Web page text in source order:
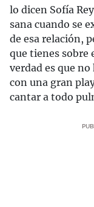
lo dicen Sofía
sana cuando se
de esa relación,
que tienes sobre
verdad es que
con una gran
cantar a todo